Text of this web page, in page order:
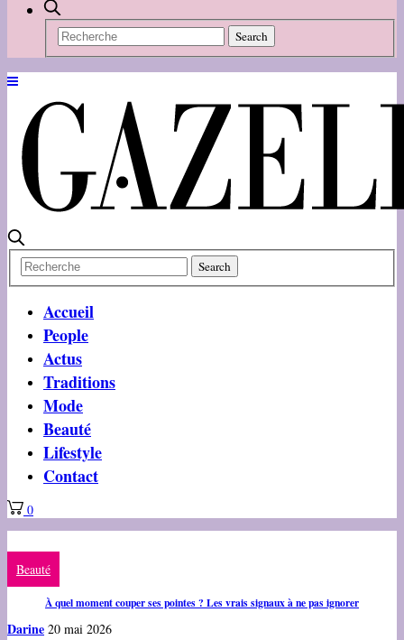
Accueil
People
Actus
Traditions
Mode
Beauté
Lifestyle
Contact
0
Beauté
À quel moment couper ses pointes ? Les vrais signaux à ne pas ignorer
Darine 20 mai 2026